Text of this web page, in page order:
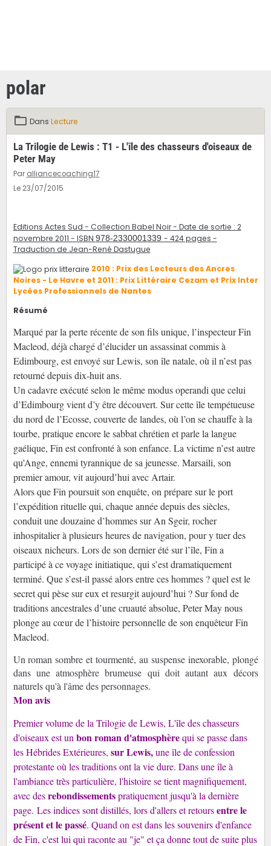
polar
Dans Lecture
La Trilogie de Lewis : T1 - L'île des chasseurs d'oiseaux de
Peter May
Par alliancecoaching17
Le 23/07/2015
Editions Actes Sud - Collection Babel Noir - Date de sortie : 2
novembre 2011 - ISBN 978-2330001339 - 424 pages -
Traduction de Jean-René Dastugue
2010 : Prix des Lecteurs des Ancres
Noires - Le Havre et 2011 : Prix Littéraire Cezam et Prix Inter
Lycées Professionnels de Nantes
Résumé
Marqué par la perte récente de son fils unique, l’inspecteur Fin
Macleod, déjà chargé d’élucider un assassinat commis à
Edimbourg, est envoyé sur Lewis, son île natale, où il n’est pas
retourné depuis dix-huit ans.
Un cadavre exécuté selon le même modus operandi que celui
d’Edimbourg vient d’y être découvert. Sur cette île tempétueuse
du nord de l’Ecosse, couverte de landes, où l’on se chauffe à la
tourbe, pratique encore le sabbat chrétien et parle la langue
gaélique, Fin est confronté à son enfance. La victime n’est autre
qu’Ange, ennemi tyrannique de sa jeunesse. Marsaili, son
premier amour, vit aujourd’hui avec Artair.
Alors que Fin poursuit son enquête, on prépare sur le port
l’expédition rituelle qui, chaque année depuis des siècles,
conduit une douzaine d’hommes sur An Sgeir, rocher
inhospitalier à plusieurs heures de navigation, pour y tuer des
oiseaux nicheurs. Lors de son dernier été sur l’île, Fin a
participé à ce voyage initiatique, qui s’est dramatiquement
terminé. Que s’est-il passé alors entre ces hommes ? quel est le
secret qui pèse sur eux et resurgit aujourd’hui ? Sur fond de
traditions ancestrales d’une cruauté absolue, Peter May nous
plonge au cœur de l’histoire personnelle de son enquêteur Fin
Macleod.
Un roman sombre et tourmenté, au suspense inexorable, plongé
dans une atmosphère brumeuse qui doit autant aux décors
naturels qu'à l'âme des personnages.
Mon avis
Premier volume de la Trilogie de Lewis, L'île des chasseurs
d'oiseaux est un bon roman d'atmosphèrequi se passe dans
les Hébrides Extérieures, sur Lewis,une île de confession
protestante où les traditions ont la vie dure. Dans une île à
l'ambiance très particulière, l'histoire se tient magnifiquement,
avec desrebondissementspratiquement jusqu'à la dernière
page. Les indices sont distillés, lors d'allers et retoursentre le
présent et le passé. Quand on est dans les souvenirs d'enfance
de Fin, c'est lui qui raconte au "je" et ça donne tout de suite plus